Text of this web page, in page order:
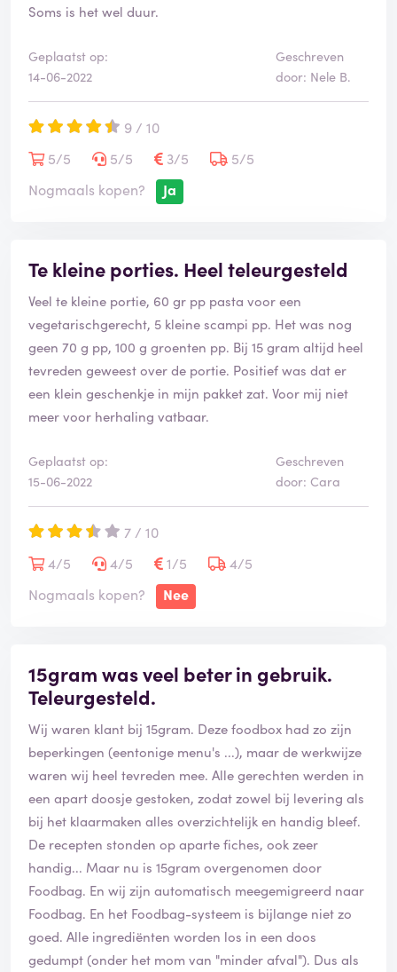
Soms is het wel duur.
Geplaatst op:
14-06-2022
Geschreven
door: Nele B.
9 / 10
5/5
5/5 3/5
5/5
Nogmaals kopen?
Ja
Te kleine porties. Heel teleurgesteld
Veel te kleine portie, 60 gr pp pasta voor een
vegetarischgerecht, 5 kleine scampi pp. Het was nog
geen 70 g pp, 100 g groenten pp. Bij 15 gram altijd heel
tevreden geweest over de portie. Positief was dat er
een klein geschenkje in mijn pakket zat. Voor mij niet
meer voor herhaling vatbaar.
Geplaatst op:
15-06-2022
Geschreven
door: Cara
7 / 10
4/5
4/5 1/5
4/5
Nogmaals kopen?
Nee
15gram was veel beter in gebruik.
Teleurgesteld.
Wij waren klant bij 15gram. Deze foodbox had zo zijn
beperkingen (eentonige menu's ...), maar de werkwijze
waren wij heel tevreden mee. Alle gerechten werden in
een apart doosje gestoken, zodat zowel bij levering als
bij het klaarmaken alles overzichtelijk en handig bleef.
De recepten stonden op aparte fiches, ook zeer
handig... Maar nu is 15gram overgenomen door
Foodbag. En wij zijn automatisch meegemigreerd naar
Foodbag. En het Foodbag-systeem is bijlange niet zo
goed. Alle ingrediënten worden los in een doos
gedumpt (onder het mom van "minder afval"). Dus als